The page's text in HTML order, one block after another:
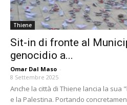
Thiene
Sit-in di fronte al
genocidio a...
Omar Dal Maso -
8 Settembre 2025
Anche la città di Thiene lancia la sua
e la Palestina. Portando